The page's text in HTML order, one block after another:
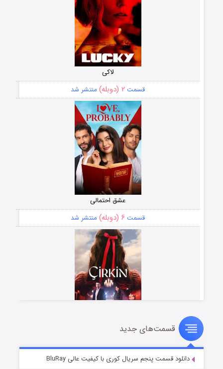
لاکی
قسمت ۲ (دوبله) منتشر شد
عشق احتمالی
قسمت ۶ (دوبله) منتشر شد
سریال زشت
قسمت۵ (زیرنویس) منتشر شد
قسمت‌های جدید
دانلود قسمت پنجم سریال کوری با کیفیت عالی BluRay